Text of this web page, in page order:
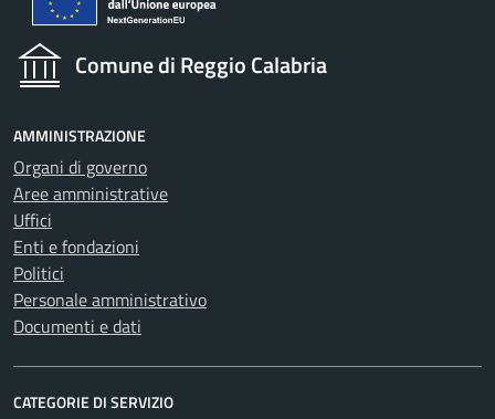
Comune di Reggio Calabria
AMMINISTRAZIONE
Organi di governo
Aree amministrative
Uffici
Enti e fondazioni
Politici
Personale amministrativo
Documenti e dati
CATEGORIE DI SERVIZIO